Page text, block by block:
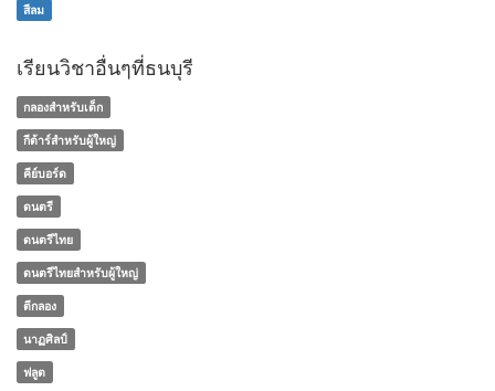
สีลม
เรียนวิชาอื่นๆที่ธนบุรี
กลองสำหรับเด็ก
กีต้าร์สำหรับผู้ใหญ่
คีย์บอร์ด
ดนตรี
ดนตรีไทย
ดนตรีไทยสำหรับผู้ใหญ่
ตีกลอง
นาฏศิลป์
ฟลูต